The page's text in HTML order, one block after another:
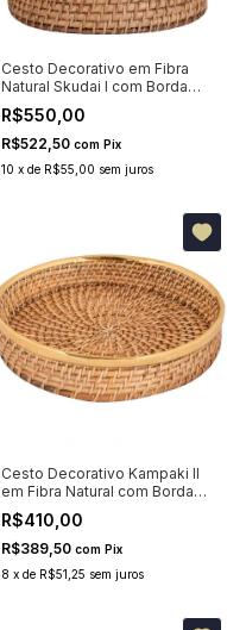
Cesto Decorativo em Fibra
Natural Skudai I com Borda
Dourada 15x30x30cm
R$550,00
R$522,50 com Pix
10 x de R$55,00 sem juros
Cesto Decorativo Kampaki II
em Fibra Natural com Borda
Dourada 29x29cm
R$410,00
R$389,50 com Pix
8 x de R$51,25 sem juros